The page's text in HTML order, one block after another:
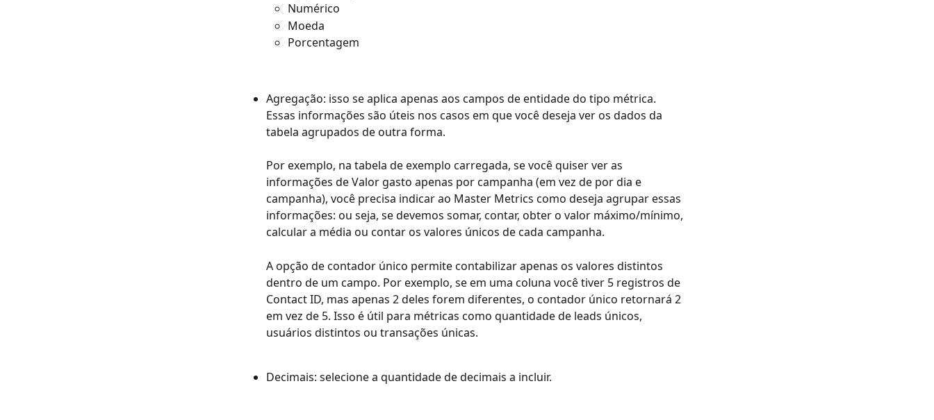
Numérico
Moeda
Porcentagem
Agregação: isso se aplica apenas aos campos de entidade do tipo métrica.
Essas informações são úteis nos casos em que você deseja ver os dados da
tabela agrupados de outra forma.
Por exemplo, na tabela de exemplo carregada, se você quiser ver as
informações de Valor gasto apenas por campanha (em vez de por dia e
campanha), você precisa indicar ao Master Metrics como deseja agrupar essas
informações: ou seja, se devemos somar, contar, obter o valor máximo/mínimo,
calcular a média ou contar os valores únicos de cada campanha.
A opção de contador único permite contabilizar apenas os valores distintos
dentro de um campo. Por exemplo, se em uma coluna você tiver 5 registros de
Contact ID, mas apenas 2 deles forem diferentes, o contador único retornará 2
em vez de 5. Isso é útil para métricas como quantidade de leads únicos,
usuários distintos ou transações únicas.
Decimais: selecione a quantidade de decimais a incluir.